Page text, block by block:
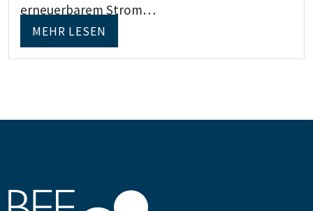
erneuerbarem Strom…
MEHR LESEN